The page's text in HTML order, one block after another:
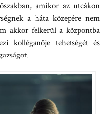
amikor az utcákon
a háta közepére nem
akkor felkerül a központba
kolléganője tehetségét és